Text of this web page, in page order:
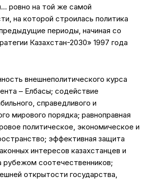
ровно на той же самой
на которой строилась политика
периоды, начиная со
Казахстан-2030» 1997 года
внешнеполитического курса
– Елбасы; содействие
справедливого и
мирового порядка; равноправная
политическое, экономическое и
эффективная защита
интересов казахстанцев и
соотечественников;
открытости государства,